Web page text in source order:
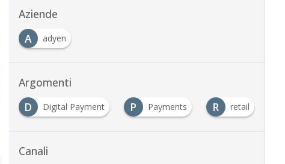
Aziende
A
adyen
Argomenti
D Digital Payment P Payments R retail
Canali